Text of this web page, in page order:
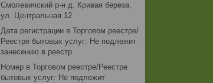
Смолевичский р-н д. Кривая береза,
ул. Центральная 12
Дата регистрации в Торговом реестре/
Реестре бытовых услуг: Не подлежит
занесению в реестр
Номер в Торговом реестре/Реестре
бытовых услуг: Не подлежит